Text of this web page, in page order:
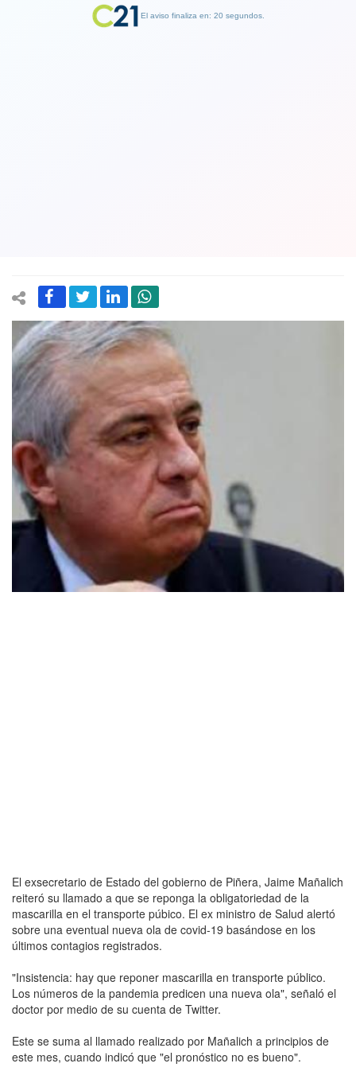
El exsecretario de Estado del gobierno de Piñera, Jaime Mañalich
reiteró su llamado a que se reponga la obligatoriedad de la
mascarilla en el transporte púbico. El ex ministro de Salud alertó
sobre una eventual nueva ola de covid-19 basándose en los
últimos contagios registrados.
"Insistencia: hay que reponer mascarilla en transporte público.
Los números de la pandemia predicen una nueva ola", señaló el
doctor por medio de su cuenta de Twitter.
Este se suma al llamado realizado por Mañalich a principios de
este mes, cuando indicó que "el pronóstico no es bueno".
El aviso finaliza en: 19 segundos.